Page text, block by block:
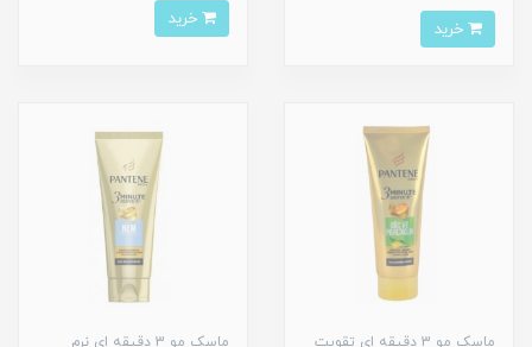
ماسک مو 3 دقیقه ای تقویت
ماسک مو 3 دقیقه ای نرم